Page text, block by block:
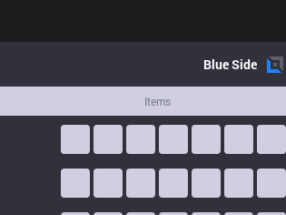
BlueSide
Items